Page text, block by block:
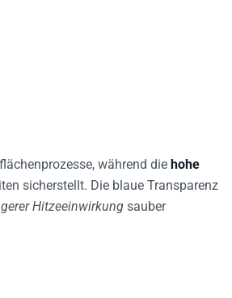
während die hohe
sicherstellt. Die blaue Transparenz
Hitzeeinwirkung sauber